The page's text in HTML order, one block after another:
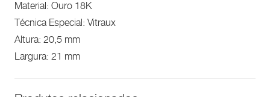
Material: Ouro 18K
Técnica Especial: Vitraux
Altura: 20,5 mm
Largura: 21 mm